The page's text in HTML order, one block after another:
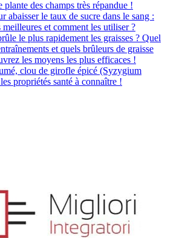
plante des champs très répandue !
abaisser le taux de sucre dans le sang :
meilleures et comment les utiliser ?
le plus rapidement les graisses ? Quel
et quels brûleurs de graisse
les moyens les plus efficaces !
clou de girofle épicé (Syzygium
propriétés santé à connaître !